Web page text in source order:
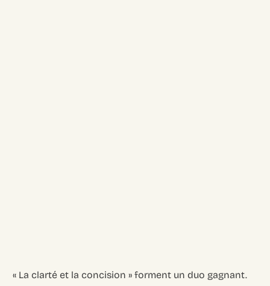
« La clarté et la concision » forment un duo gagnant.